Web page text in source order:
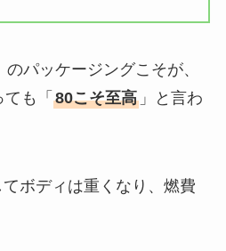
のパッケージングこそが、
も「 80こそ至高」と言わ
ボディは重くなり、燃費